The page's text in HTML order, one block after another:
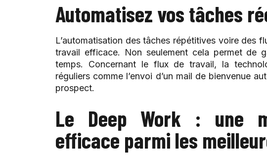
Automatisez vos tâches
L’automatisation des tâches répétitives voire des
travail efficace. Non seulement cela permet de
temps. Concernant le flux de travail, la
réguliers comme l’envoi d’un mail de bienvenue
prospect.
Le Deep Work : une
efficace parmi les